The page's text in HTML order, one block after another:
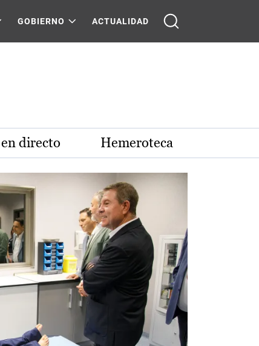
GOBIERNO ACTUALIDAD
directo Hemeroteca